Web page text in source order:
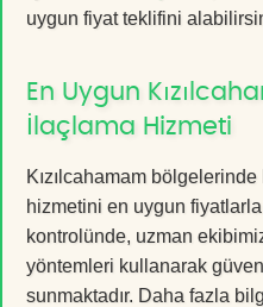
uygun fiyat teklifini
En Uygun
İlaçlama Hizmeti
Kızılcahamam
hizmetini en uygun
kontrolünde, uzman
yöntemleri kullanarak
sunmaktadır. Daha fazla